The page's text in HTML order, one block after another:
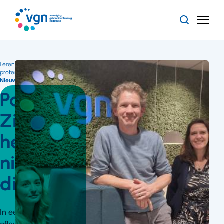
naar
hoofdinhoud
ZoekenMenu
Podcast:
Zijn skills
het
nieuwe
diploma?
Leren en ontwikkelen voor
professionals
Nieuws 22 april 2025
In een nieuwe